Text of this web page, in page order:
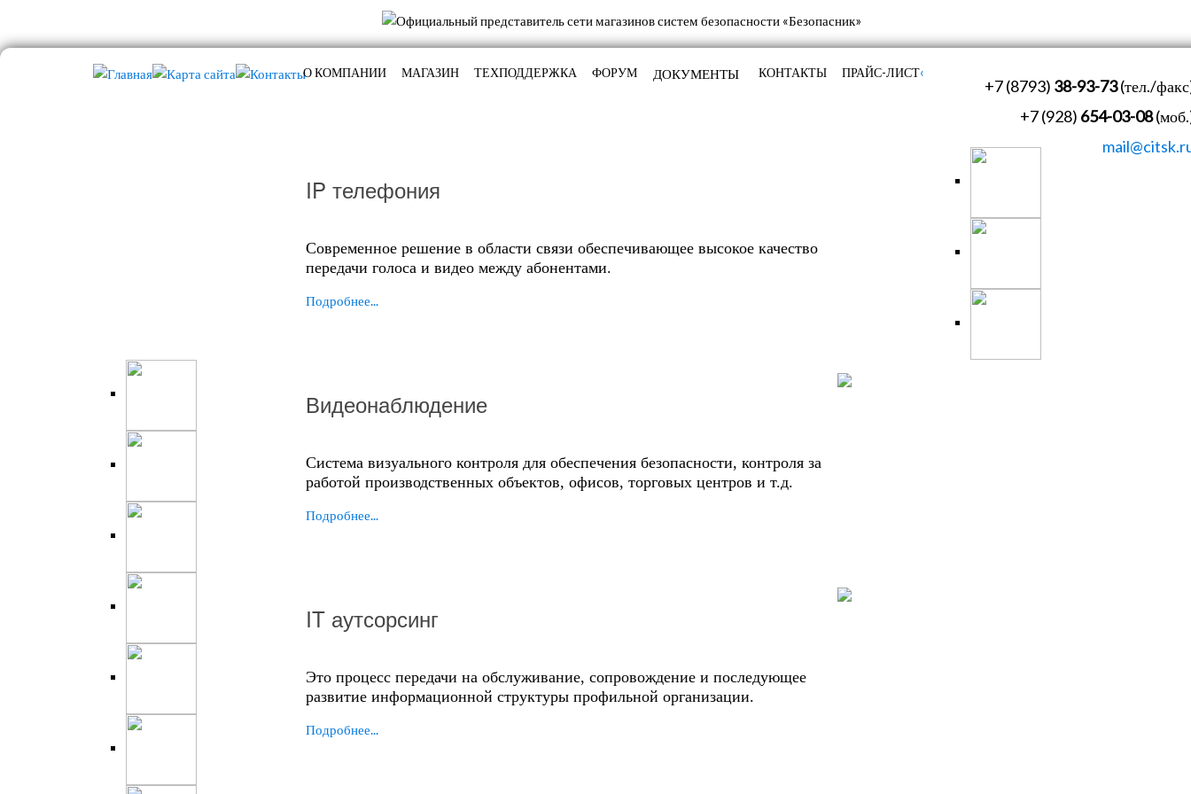
+7 (8793) 38-93-73(тел./
+7 (928) 654-03-08
О КОМПАНИИ МАГАЗИН ТЕХПОДДЕРЖКА ФОРУМ КОНТАКТЫ ПРАЙС-ЛИСТ
IP телефония
Современное решение в области связи обеспечивающее высокое качество
передачи голоса и видео между абонентами.
Подробнее...
Видеонаблюдение
Система визуального контроля для обеспечения безопасности, контроля за
работой производственных объектов, офисов, торговых центров и т.д.
Подробнее...
IT аутсорсинг
Это процесс передачи на обслуживание, сопровождение и последующее
развитие информационной структуры профильной организации.
Подробнее...
‹